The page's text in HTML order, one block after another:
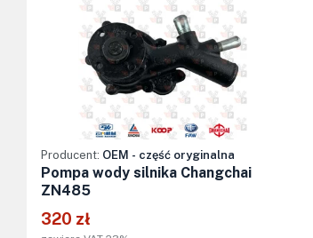
Producent: OEM - część oryginalna
Pompa wody silnika Changchai
ZN485
320 zł